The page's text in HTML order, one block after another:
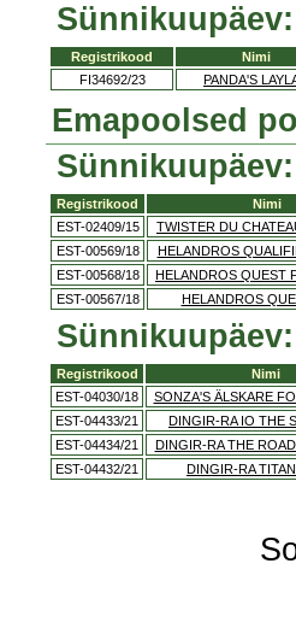
Sünnikuupäev:
Registrikood Nimi
FI34692/23
PANDA'S
Emapoolsed
Sünnikuupäev:
Registrikood Nimi
EST-02409/15
TWISTER DU
EST-00569/18
HELANDROS
EST-00568/18
HELANDROS QUEST
EST-00567/18
HELANDROS
Sünnikuupäev:
Registrikood Nimi
EST-04030/18
SONZA'S ÄLSKARE
EST-04433/21
DINGIR-RA IO THE
EST-04434/21
DINGIR-RA THE
EST-04432/21
DINGIR-RA